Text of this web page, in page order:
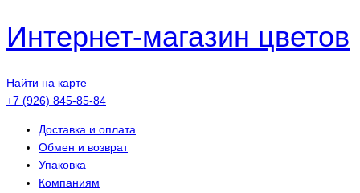
Интернет-магазин цветов
Найти на карте
+7 (926) 845-85-84
Доставка и оплата
Обмен и возврат
Упаковка
Компаниям